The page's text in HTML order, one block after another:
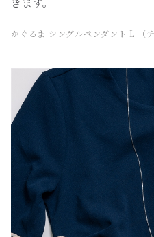
かぐるま シングルペンダント L （